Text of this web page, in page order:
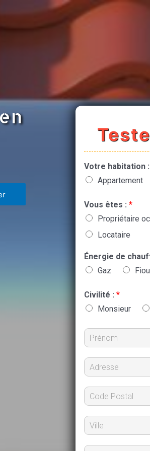
Votre habitation :
Appartement
Vous êtes : *
Propriétaire
Locataire
Énergie de
Gaz
Civilité : *
Monsieur